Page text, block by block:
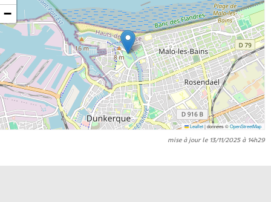
−
Leaflet|données ©OpenStreetMap
mise à jour le 13/11/2025 à 14h29